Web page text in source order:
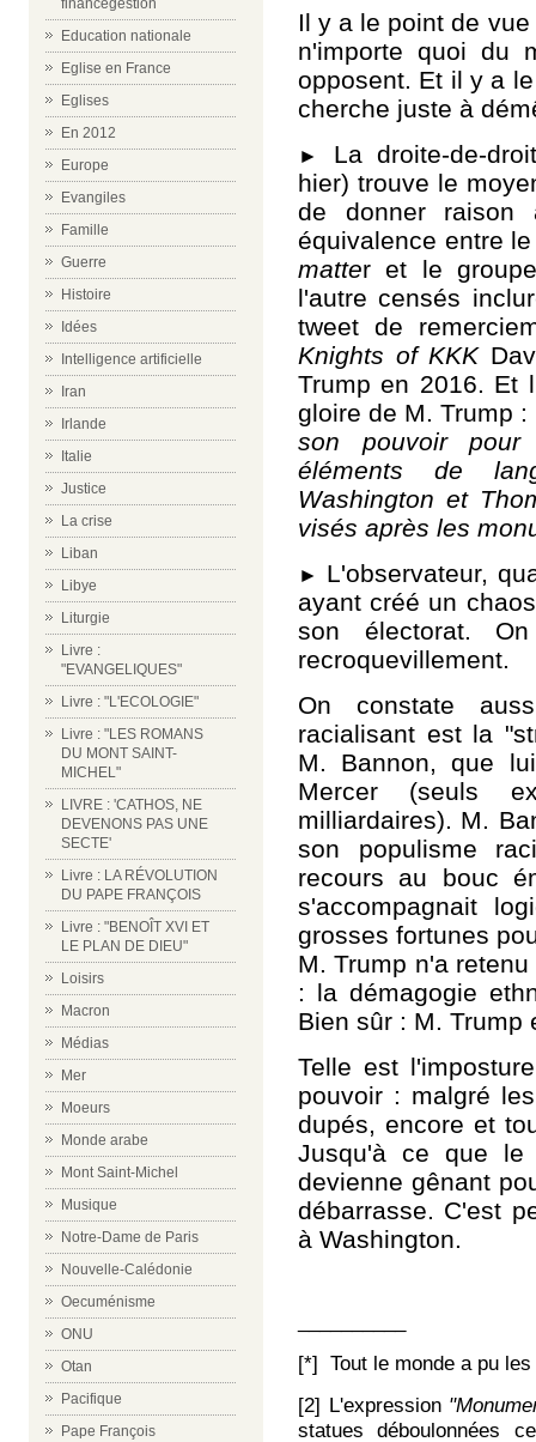
financegestion
Education nationale
Eglise en France
Eglises
En 2012
Europe
Evangiles
Famille
Guerre
Histoire
Idées
Intelligence artificielle
Iran
Irlande
Italie
Justice
La crise
Liban
Libye
Liturgie
Livre :
"EVANGELIQUES"
Livre : "L'ECOLOGIE"
Livre : "LES ROMANS
DU MONT SAINT-
MICHEL"
LIVRE : 'CATHOS, NE
DEVENONS PAS UNE
SECTE'
Livre : LA RÉVOLUTION
DU PAPE FRANÇOIS
Livre : "BENOÎT XVI ET
LE PLAN DE DIEU"
Loisirs
Macron
Médias
Mer
Moeurs
Monde arabe
Mont Saint-Michel
Musique
Notre-Dame de Paris
Nouvelle-Calédonie
Oecuménisme
ONU
Otan
Pacifique
Pape François
Il y a le point de
n'importe quoi du
opposent. Et il y a
cherche juste à
►
La droite-de-
hier) trouve le
de donner
équivalence entre
matter et le
l'autre censés
tweet de
Knights of KKK
Trump en 2016. Et
gloire de M. Trump :
son pouvoir
éléments de
Washington et
visés après les
► L'observateur,
ayant créé un
son électorat.
recroquevillement.
On constate
racialisant est la
M. Bannon, que
Mercer (seuls
milliardaires). M.
son populisme
recours au bouc
s'accompagnait
grosses fortunes
M. Trump n'a
: la démagogie
Bien sûr : M. Trump
Telle est
pouvoir : malgré
dupés, encore et
Jusqu'à ce que
devienne gênant
débarrasse. C'est
à Washington.
[*] Tout le monde a pu
[2] L'expression
statues déboulonnées